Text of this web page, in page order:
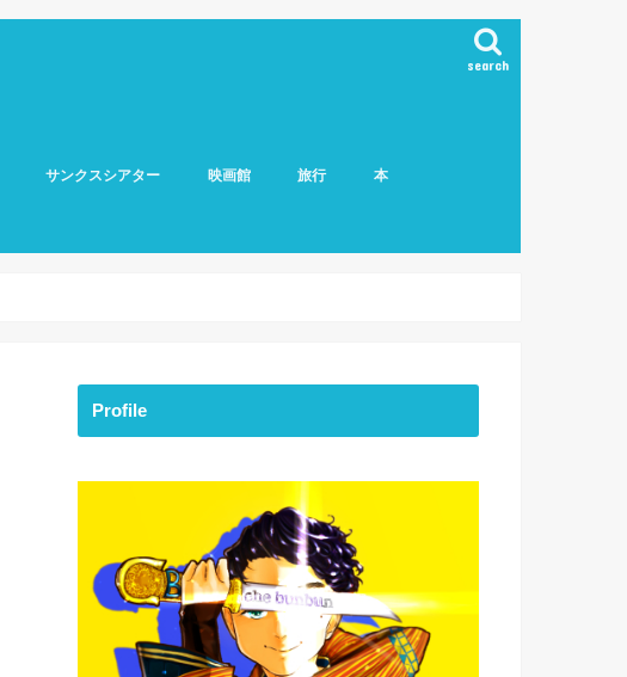
search
サンクスシアター 映画館 旅行 本
Profile